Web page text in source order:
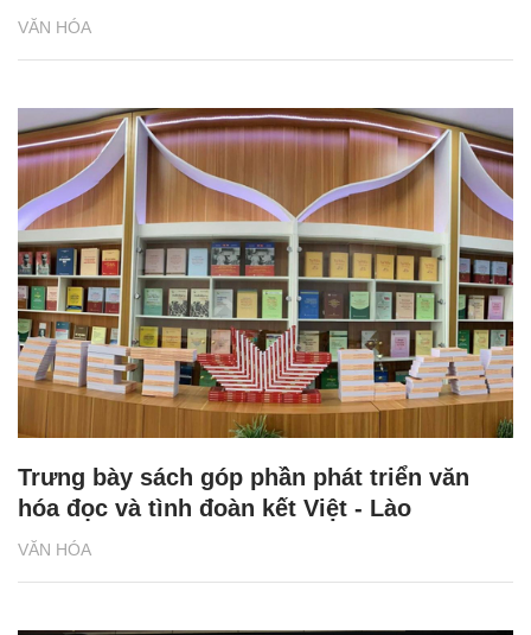
VĂN HÓA
VĂN HÓA
Trưng bày sách góp phần phát triển văn
hóa đọc và tình đoàn kết Việt - Lào